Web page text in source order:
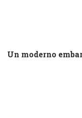
Un moderno